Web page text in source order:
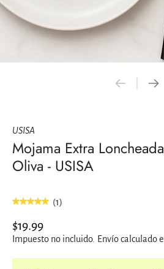
USISA
Mojama Extra
Oliva - USISA
(1)
$19.99
Impuesto no incluido. Envíocalculado